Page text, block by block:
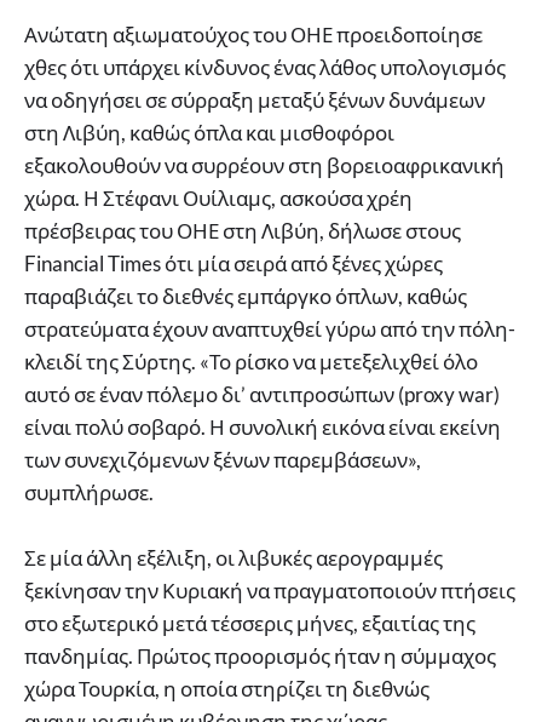
Ανώτατη αξιωματούχος του ΟΗΕ προειδοποίησε
χθες ότι υπάρχει κίνδυνος ένας λάθος υπολογισμός
να οδηγήσει σε σύρραξη μεταξύ ξένων δυνάμεων
στη Λιβύη, καθώς όπλα και μισθοφόροι
εξακολουθούν να συρρέουν στη βορειοαφρικανική
χώρα. Η Στέφανι Ουίλιαμς, ασκούσα χρέη
πρέσβειρας του ΟΗΕ στη Λιβύη, δήλωσε στους
Financial Times ότι μία σειρά από ξένες χώρες
παραβιάζει το διεθνές εμπάργκο όπλων, καθώς
στρατεύματα έχουν αναπτυχθεί γύρω από την πόλη-
κλειδί της Σύρτης. «Το ρίσκο να μετεξελιχθεί όλο
αυτό σε έναν πόλεμο δι’ αντιπροσώπων (proxy war)
είναι πολύ σοβαρό. Η συνολική εικόνα είναι εκείνη
των συνεχιζόμενων ξένων παρεμβάσεων»,
συμπλήρωσε.
Σε μία άλλη εξέλιξη, οι λιβυκές αερογραμμές
ξεκίνησαν την Κυριακή να πραγματοποιούν πτήσεις
στο εξωτερικό μετά τέσσερις μήνες, εξαιτίας της
πανδημίας. Πρώτος προορισμός ήταν η σύμμαχος
χώρα Τουρκία, η οποία στηρίζει τη διεθνώς